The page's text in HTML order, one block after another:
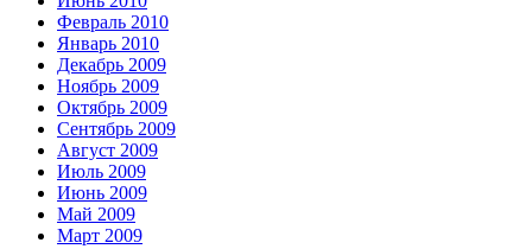
Февраль 2010
Январь 2010
Декабрь 2009
Ноябрь 2009
Октябрь 2009
Сентябрь 2009
Август 2009
Июль 2009
Июнь 2009
Май 2009
Март 2009